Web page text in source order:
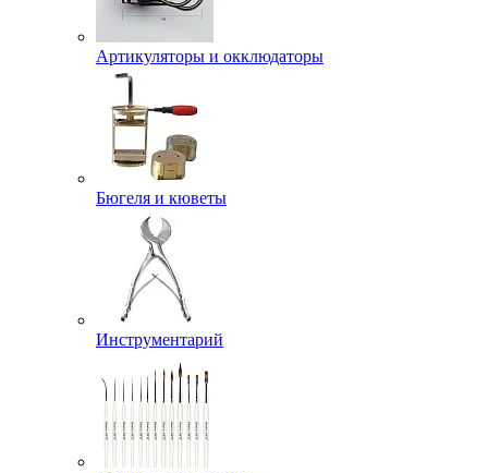
Артикуляторы и окклюдаторы
Бюгеля и кюветы
Инструментарий